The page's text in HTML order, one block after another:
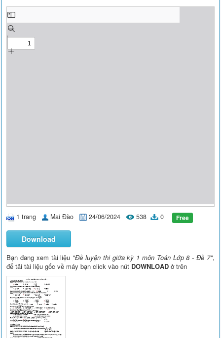
1 trang Mai Đào 24/06/2024 538 0 Free
Download
Bạn đang xem tài liệu "Đề luyện thi giữa kỳ 1 môn Toán Lớp 8 - Đề 7",
để tải tài liệu gốc về máy bạn click vào nút DOWNLOAD ở trên